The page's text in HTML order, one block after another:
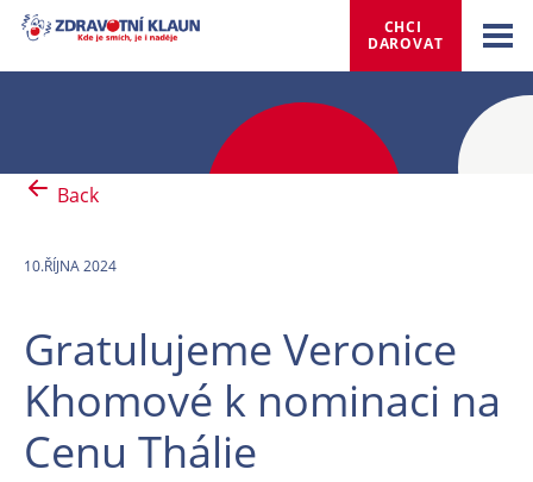
CHCI
DAROVAT
Back
10.ŘÍJNA 2024
Gratulujeme Veronice
Khomové k nominaci na
Cenu Thálie